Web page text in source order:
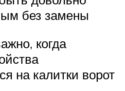
без замены
когда
на калитки ворот